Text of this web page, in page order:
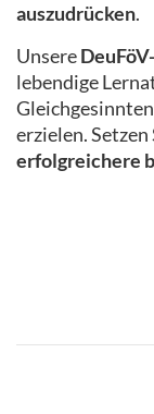
auszudrücken.
Unsere
lebendige
erzielen.
erfolgreichere